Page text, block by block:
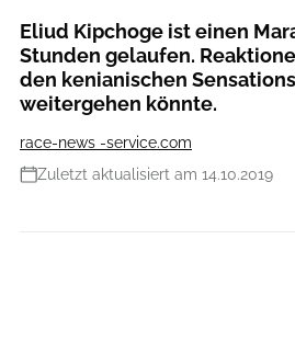
Eliud Kipchoge ist einen
Stunden gelaufen.
den kenianischen
weitergehen könnte.
race-news -service.com
Zuletzt aktualisiert am 14.10.2019
Foto: